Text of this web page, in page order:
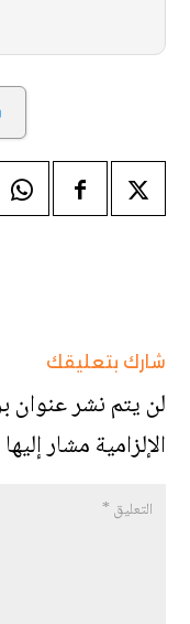
شارك بتعليقك
لن يتم نشر عنوان
الإلزامية مشار إليها